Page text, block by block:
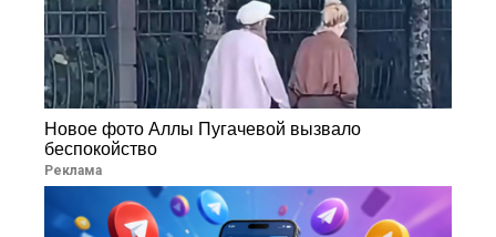
Новое фото Аллы Пугачевой вызвало
беспокойство
Реклама